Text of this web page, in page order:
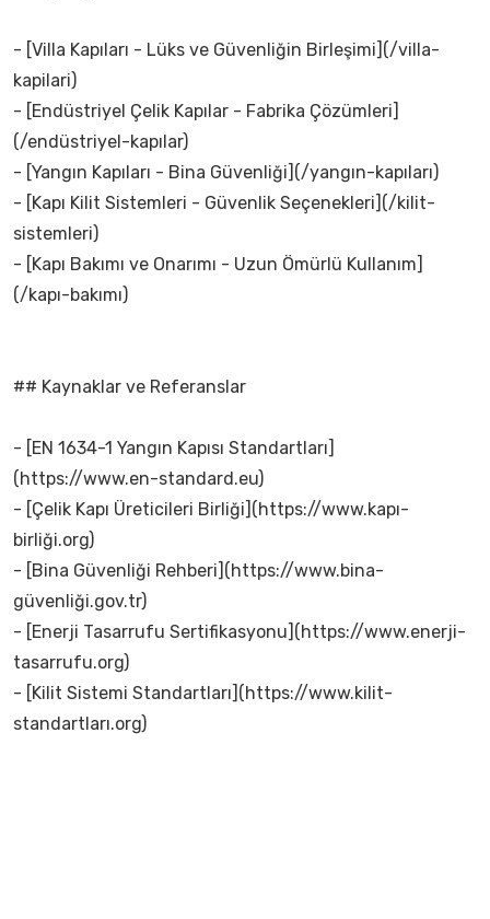
- [Villa Kapıları - Lüks ve Güvenliğin Birleşimi](/villa-
kapilari)
- [Endüstriyel Çelik Kapılar - Fabrika Çözümleri]
(/endüstriyel-kapılar)
- [Yangın Kapıları - Bina Güvenliği](/yangın-kapıları)
- [Kapı Kilit Sistemleri - Güvenlik Seçenekleri](/kilit-
sistemleri)
- [Kapı Bakımı ve Onarımı - Uzun Ömürlü Kullanım]
(/kapı-bakımı)
## Kaynaklar ve Referanslar
- [EN 1634-1 Yangın Kapısı Standartları]
(https://www.en-standard.eu)
- [Çelik Kapı Üreticileri Birliği](https://www.kapı-
birliği.org)
- [Bina Güvenliği Rehberi](https://www.bina-
güvenliği.gov.tr)
- [Enerji Tasarrufu Sertifikasyonu](https://www.enerji-
tasarrufu.org)
- [Kilit Sistemi Standartları](https://www.kilit-
standartları.org)